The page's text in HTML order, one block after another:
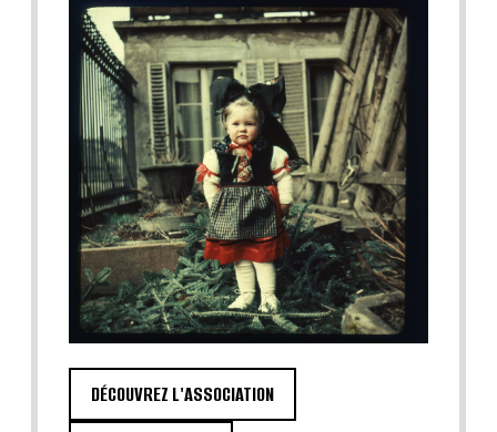
DÉCOUVREZ L'ASSOCIATION